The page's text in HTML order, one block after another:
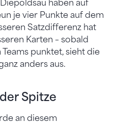
haben auf
je vier Punkte auf dem
Satzdifferenz hat
Karten – sobald
punktet, sieht die
anders aus.
Spitze
an diesem